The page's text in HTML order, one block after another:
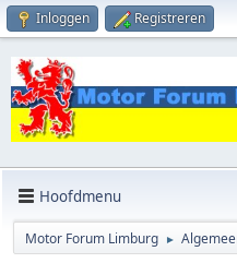
Inloggen Registreren
Hoofdmenu
Motor Forum Limburg ►